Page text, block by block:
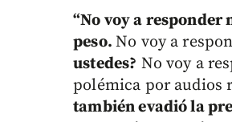
“No voy a responder
peso.No voy a
ustedes? No voy a
polémica por audios
también evadió la